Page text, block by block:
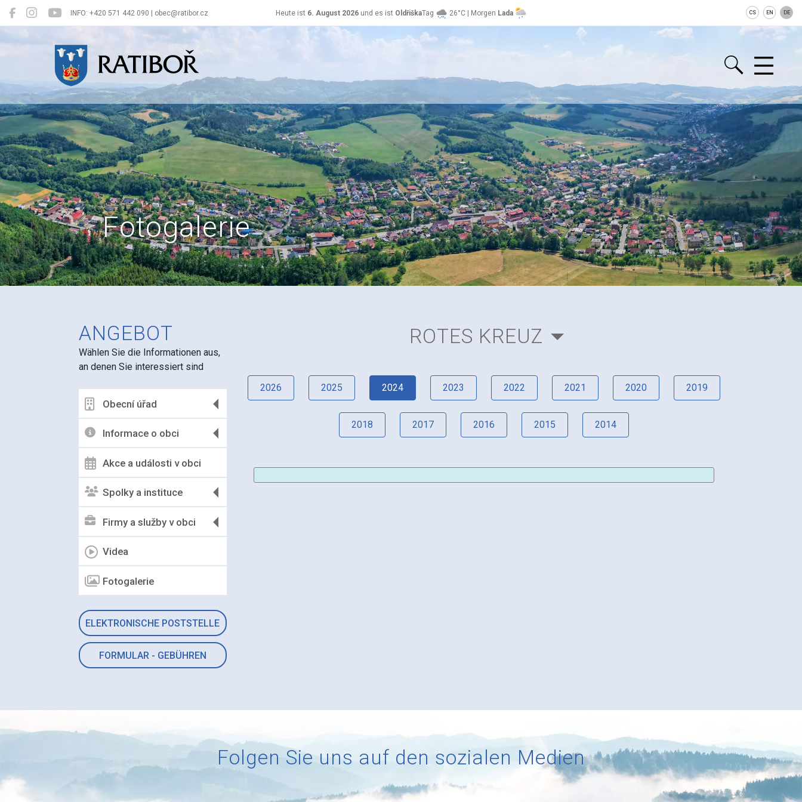
INFO: +420 571 442 090 | obec@ratibor.cz Heute ist 6. August 2026und es ist OldřiškaTag 26°C | Morgen Lada
24°C
CS EN DE
Ratiboř
Fotogalerie
ANGEBOT
Wählen Sie die Informationen aus,
an denen Sie interessiert sind
Obecní úřad
Informace o obci
Akce a události v obci
Spolky a instituce
Firmy a služby v obci
Videa
Fotogalerie
ELEKTRONISCHE POSTSTELLE
FORMULAR - GEBÜHREN
ROTES KREUZ
2026 2025 2024 2023 2022 2021 2020 2019
2018 2017 2016 2015 2014
Folgen Sie uns auf den sozialen Medien